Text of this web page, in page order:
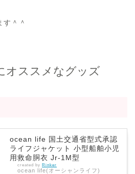
す＾＾
オススメなグッズ
ocean life 国土交通省型式承認
ライフジャケット 小型船舶小児
用救命胴衣 Jr-1M型
created by Rinker
ocean life(オーシャンライフ)